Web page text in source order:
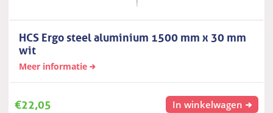
HCS Ergo steel aluminium 1500 mm x 30 mm
wit
Meer informatie
€22,05 In winkelwagen